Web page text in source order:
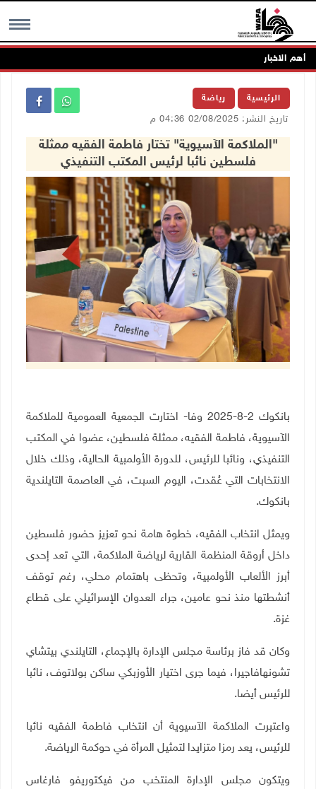
MENU أهم الاخبار
الرئيسية رياضة
تاريخ النشر: 02/08/2025 04:36 م
"الملاكمة الآسيوية" تختار فاطمة الفقيه ممثلة
فلسطين نائبا لرئيس المكتب التنفيذي
بانكوك 2-8-2025 وفا- اختارت الجمعية العمومية للملاكمة
الآسيوية، فاطمة الفقيه، ممثلة فلسطين، عضوا في المكتب
التنفيذي، ونائبا للرئيس، للدورة الأولمبية الحالية، وذلك خلال
الانتخابات التي عُقدت، اليوم السبت، في العاصمة التايلندية
بانكوك.
ويمثل انتخاب الفقيه، خطوة هامة نحو تعزيز حضور فلسطين
داخل أروقة المنظمة القارية لرياضة الملاكمة، التي تعد إحدى
أبرز الألعاب الأولمبية، وتحظى باهتمام محلي، رغم توقف
أنشطتها منذ نحو عامين، جراء العدوان الإسرائيلي على قطاع
غزة.
وكان قد فاز برئاسة مجلس الإدارة بالإجماع، التايلندي بيتشاي
تشونهافاجيرا، فيما جرى اختيار الأوزبكي ساكن بولاتوف، نائبا
للرئيس أيضا.
واعتبرت الملاكمة الآسيوية أن انتخاب فاطمة الفقيه نائبا
للرئيس، يعد رمزا متزايدا لتمثيل المرأة في حوكمة الرياضة.
ويتكون مجلس الإدارة المنتخب من فيكتوريفو فارغاس